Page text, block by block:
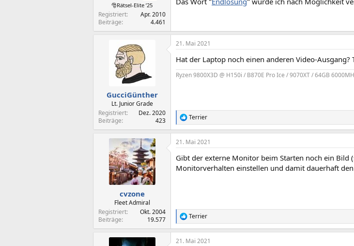
🎅Rätsel-Elite ’25
Registriert
Apr. 2010
Beiträge
4.461
GucciGünther
Lt. Junior Grade
Registriert
Dez. 2020
Beiträge
423
21. Mai 2021
Hat der Laptop noch einen anderen Video-
Ryzen 9800X3D @ H150i / B870E Pro Ice / 9070XT / 64GB
R
e
a
k
i
o
Terrier
cvzone
Fleet Admiral
Registriert
Okt. 2004
Beiträge
19.577
21. Mai 2021
Gibt der externe Monitor beim Starten noch ein Bild
Monitorverhalten einstellen und damit dauerhaft
R
e
a
k
Terrier
21. Mai 2021